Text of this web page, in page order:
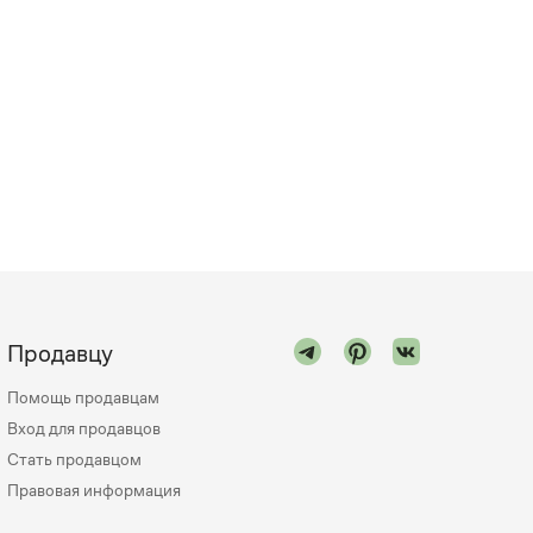
Продавцу
Помощь продавцам
Вход для продавцов
Стать продавцом
Правовая информация